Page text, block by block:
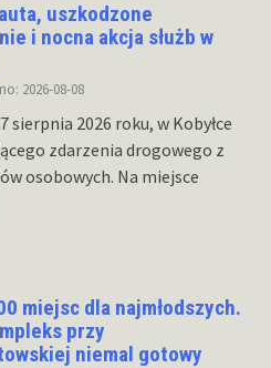
uszkodzone
i nocna akcja służb w
2026-08-08
sierpnia 2026 roku, w Kobyłce
zdarzenia drogowego z
osobowych. Na miejsce
miejsc dla najmłodszych.
przy
niemal gotowy